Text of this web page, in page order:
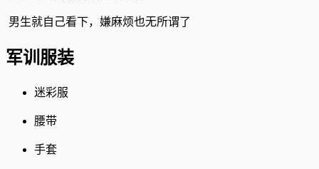
​ 男生就自己看下，嫌麻烦也无所谓了
军训服装
迷彩服
腰带
手套